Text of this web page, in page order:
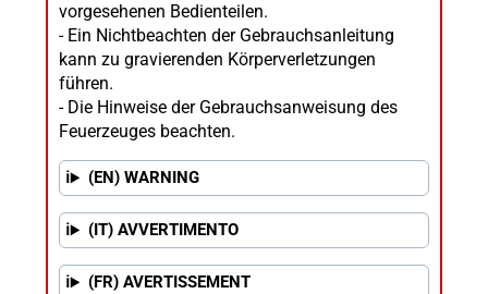
vorgesehenen Bedienteilen.
- Ein Nichtbeachten der Gebrauchsanleitung
kann zu gravierenden Körperverletzungen
führen.
- Die Hinweise der Gebrauchsanweisung des
Feuerzeuges beachten.
(EN) WARNING
(IT) AVVERTIMENTO
(FR) AVERTISSEMENT